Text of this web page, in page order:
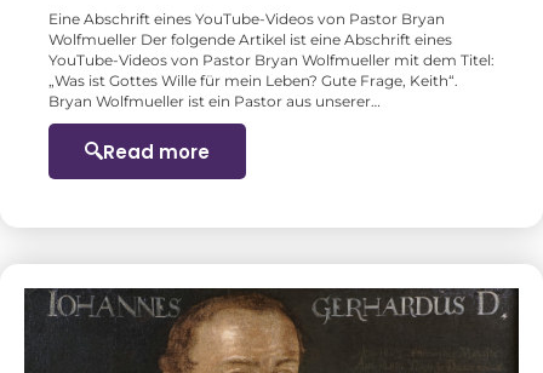
Eine Abschrift eines YouTube-Videos von Pastor Bryan
Wolfmueller Der folgende Artikel ist eine Abschrift eines
YouTube-Videos von Pastor Bryan Wolfmueller mit dem Titel:
„Was ist Gottes Wille für mein Leben? Gute Frage, Keith“.
Bryan Wolfmueller ist ein Pastor aus unserer…
Read more